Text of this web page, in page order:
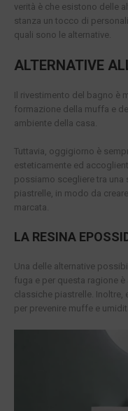
verità è che esistono delle
stanza un tocco di
quali sono le alternative.
ALTERNATIVE
Il rivestimento del bagno è
formazione della muffa e
ambiente della casa.
Tuttavia, oggigiorno è
esteticamente ed
possiamo scegliere tra una
piastrelle, in modo da
marcata.
LA RESINA
Una delle alternative
fuga e per questa ragione
classiche piastrelle. Inoltre,
per prevenire muffe e